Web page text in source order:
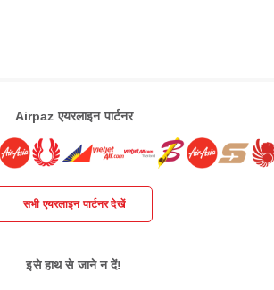
Airpaz एयरलाइन पार्टनर
सभी एयरलाइन पार्टनर देखें
इसे हाथ से जाने न दें!